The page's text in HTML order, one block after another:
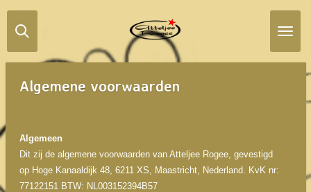
Ga
direct
de
hoofdinhoud
Algemene voorwaarden
Algemeen
Dit zij de algemene voorwaarden van Atteljee Rogee, gevestigd
op Hoge Kanaaldijk 48, 6211 XS, Maastricht, Nederland. KvK nr:
77122151 BTW: NL003152394B57